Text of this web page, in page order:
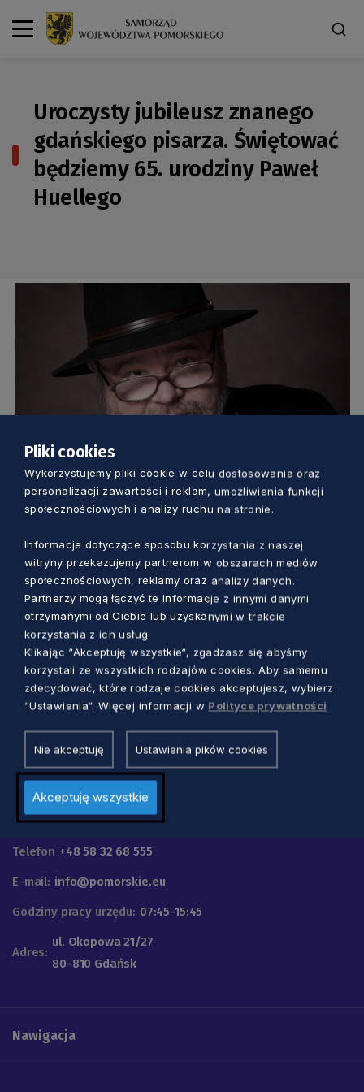
Uroczysty jubileusz znanego
gdańskiego pisarza. Świętować
będziemy 65. urodziny Paweł
Huellego
KULTURA
pisarza. Świętować będziemy 65.
urodziny Paweł Huellego
Marcin Szumny 3 lata temu
Urząd Marszałkowski
Województwa Pomorskiego
Telefon +48 58 32 68 555
E-mail: info@pomorskie.eu
Godziny pracy urzędu: 07:45-15:45
Adres:
ul. Okopowa 21/27
80-810 Gdańsk
Nawigacja
Pliki cookies
Wykorzystujemy pliki cookie w celu dostosowania oraz
personalizacji zawartości i reklam, umożliwienia funkcji
społecznościowych i analizy ruchu na stronie.
Informacje dotyczące sposobu korzystania z naszej
witryny przekazujemy partnerom w obszarach mediów
społecznościowych, reklamy oraz analizy danych.
Partnerzy mogą łączyć te informacje z innymi danymi
otrzymanymi od Ciebie lub uzyskanymi w trakcie
korzystania z ich usług.
Klikając “Akceptuję wszystkie“, zgadzasz się abyśmy
korzystali ze wszystkich rodzajów cookies. Aby samemu
zdecydować, które rodzaje cookies akceptujesz, wybierz
“Ustawienia“. Więcej informacji w Polityce prywatności
Nie akceptuję Ustawienia pików cookies
Akceptuję wszystkie